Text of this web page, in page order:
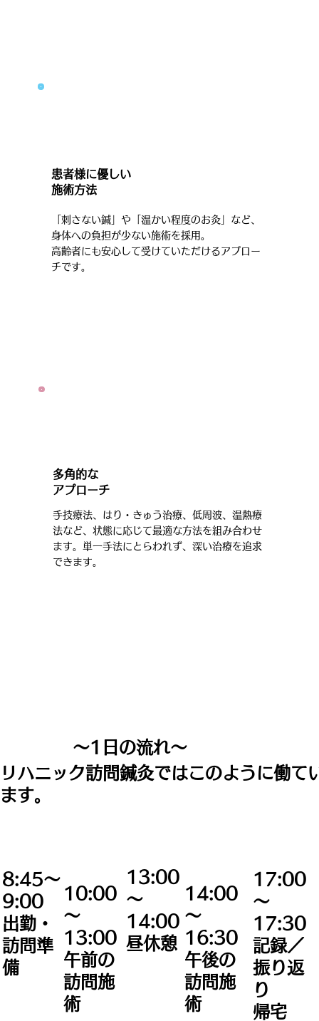
患者様に優しい
施術方法
「刺さない鍼」や「温かい程度のお灸」など、
身体への負担が少ない施術を採用。
高齢者にも安心して受けていただけるアプロー
チです。
多角的な
アプローチ
手技療法、はり・きゅう治療、低周波、温熱療
法など、状態に応じて最適な方法を組み合わせ
ます。単一手法にとらわれず、深い治療を追求
できます。
～1日の流れ～
リハニック訪問鍼灸ではこのように働て
ます。
8:45～
9:00
出勤・
訪問準
備
10:00
〜
13:00
午前の
訪問施
術
13:00
〜
14:00
昼休憩
14:00
〜
16:30
午後の
訪問施
術
17:00
～
17:30
記録／
振り返
り
​帰宅